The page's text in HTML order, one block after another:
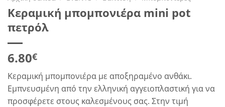
Κεραμική μπομπονιέρα mini pot
πετρόλ
6.80€
Κεραμική μπομπονιέρα με αποξηραμένο ανθάκι.
Εμπνευσμένη από την ελληνική αγγειοπλαστική για να
προσφέρετε στους καλεσμένους σας. Στην τιμή